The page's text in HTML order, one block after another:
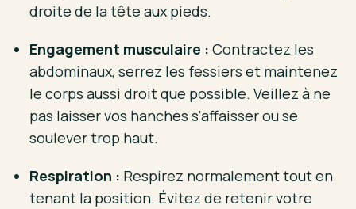
droite de la tête aux pieds.
Engagement musculaire : Contractez les
abdominaux, serrez les fessiers et maintenez
le corps aussi droit que possible. Veillez à ne
pas laisser vos hanches s'affaisser ou se
soulever trop haut.
Respiration : Respirez normalement tout en
tenant la position. Évitez de retenir votre